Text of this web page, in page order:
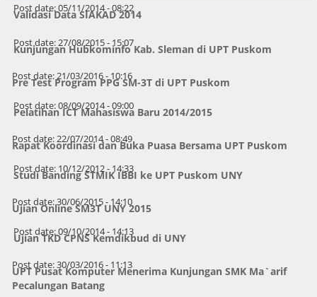
Post date:05/11/2014 - 08:22
Validasi Data SIAKAD 2014
Post date:27/08/2015 - 15:07
Kunjungan Hubkominfo Kab. Sleman di UPT Puskom
Post date:21/03/2016 - 10:16
Pre Test Program PPG SM-3T di UPT Puskom
Post date:08/09/2014 - 09:00
Pelatihan ICT Mahasiswa Baru 2014/2015
Post date:22/07/2014 - 08:49
Rapat Koordinasi dan Buka Puasa Bersama UPT Puskom
Post date: 10/12/2012 - 14:33
Studi Banding STMIK IBBI ke UPT Puskom UNY
Post date:30/06/2015 - 14:10
Ujian Online SM3T UNY 2015
Post date:09/10/2014 - 14:13
Ujian TKD CPNS Kemdikbud di UNY
Post date:30/03/2016 - 11:13
UPT Pusat Komputer Menerima Kunjungan SMK Ma`arif
Pecalungan Batang